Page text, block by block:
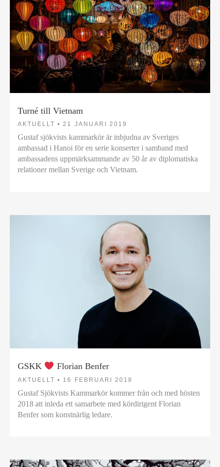
Turné till Vietnam
AKTUELLT • 21 JANUARI 2019
Gustaf sjökvists kammarkör är inbjudna av Sveriges
ambassad i Hanoi för en serie konserter i samband med
ambassadens uppmärksammande av 50 år av diplomatiska
relationer mellan Sverige och Vietnam.
GSKK Florian Benfer
AKTUELLT • 16 FEBRUARI 2018
Gustaf Sjökvists Kammarkör kommer från och med hösten
2018 att inleda ett samarbete med kördirigent Florian
Benfer som konstnärlig ledare.